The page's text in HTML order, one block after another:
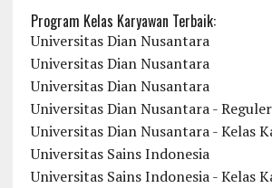
Program Kelas Karyawan Terbaik:
Universitas Dian Nusantara
Universitas Dian Nusantara
Universitas Dian Nusantara
Universitas Dian Nusantara - Reguler
Universitas Dian Nusantara - Kelas
Universitas Sains Indonesia
Universitas Sains Indonesia - Kelas